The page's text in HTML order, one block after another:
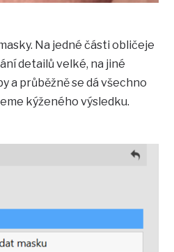
Na jedné části obličeje
detailů velké, na jiné
a průběžně se dá všechno
kýženého výsledku.